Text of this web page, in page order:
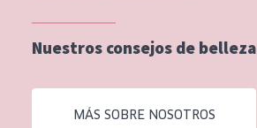
Piel mixata o grasa
Piel madura
Piel expuesta al sol
Piel menopáusica
Nuestros consejos de belleza
MÁS SOBRE NOSOTROS